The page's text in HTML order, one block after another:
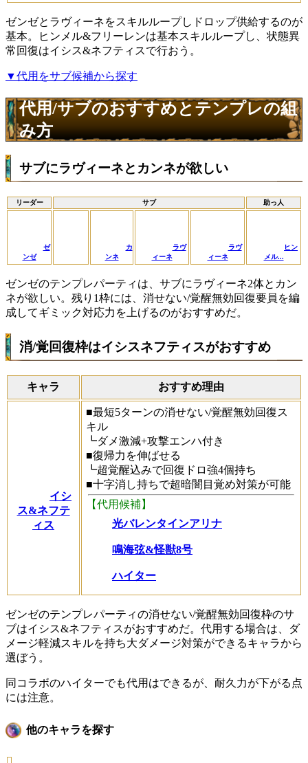
ゼンゼとラヴィーネをスキルループしドロップ供給するのが
基本。ヒンメル&フリーレンは基本スキルループし、状態異
常回復はイシス&ネフティスで行おう。
▼代用をサブ候補から探す
代用/サブのおすすめとテンプレの組
み方
サブにラヴィーネとカンネが欲しい
リーダー サブ 助っ人
ゼ
ンゼ
カ
ンネ
ラヴ
ィーネ
ラヴ
ィーネ
ヒン
メル...
ゼンゼのテンプレパーティは、サブにラヴィーネ2体とカン
ネが欲しい。残り1枠には、消せない/覚醒無効回復要員を編
成してギミック対応力を上げるのがおすすめだ。
消/覚回復枠はイシスネフティスがおすすめ
キャラ おすすめ理由
イシ
ス&ネフテ
ィス
■最短5ターンの消せない/覚醒無効回復ス
キル
┗ダメ激減+攻撃エンハ付き
■復帰力を伸ばせる
┗超覚醒込みで回復ドロ強4個持ち
■十字消し持ちで超暗闇目覚め対策が可能
【代用候補】
光バレンタインアリナ
鳴海弦&怪獣8号
ハイター
ゼンゼのテンプレパーティの消せない/覚醒無効回復枠のサ
ブはイシス&ネフティスがおすすめだ。代用する場合は、ダ
メージ軽減スキルを持ち大ダメージ対策ができるキャラから
選ぼう。
同コラボのハイターでも代用はできるが、耐久力が下がる点
には注意。
他のキャラを探す